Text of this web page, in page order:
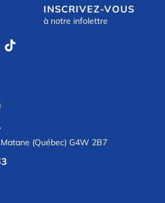

INSCRIVEZ-VOUS
à notre infolettre
(Québec) G4W 2B7